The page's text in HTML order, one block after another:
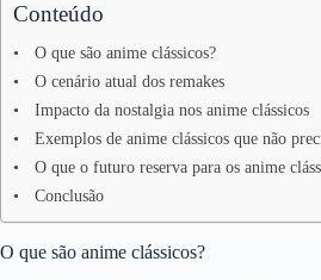
Conteúdo
O que são anime clássicos?
O cenário atual dos remakes
Impacto da nostalgia nos anime clássicos
Exemplos de anime clássicos que não
O que o futuro reserva para os anime
Conclusão
O que são anime clássicos?